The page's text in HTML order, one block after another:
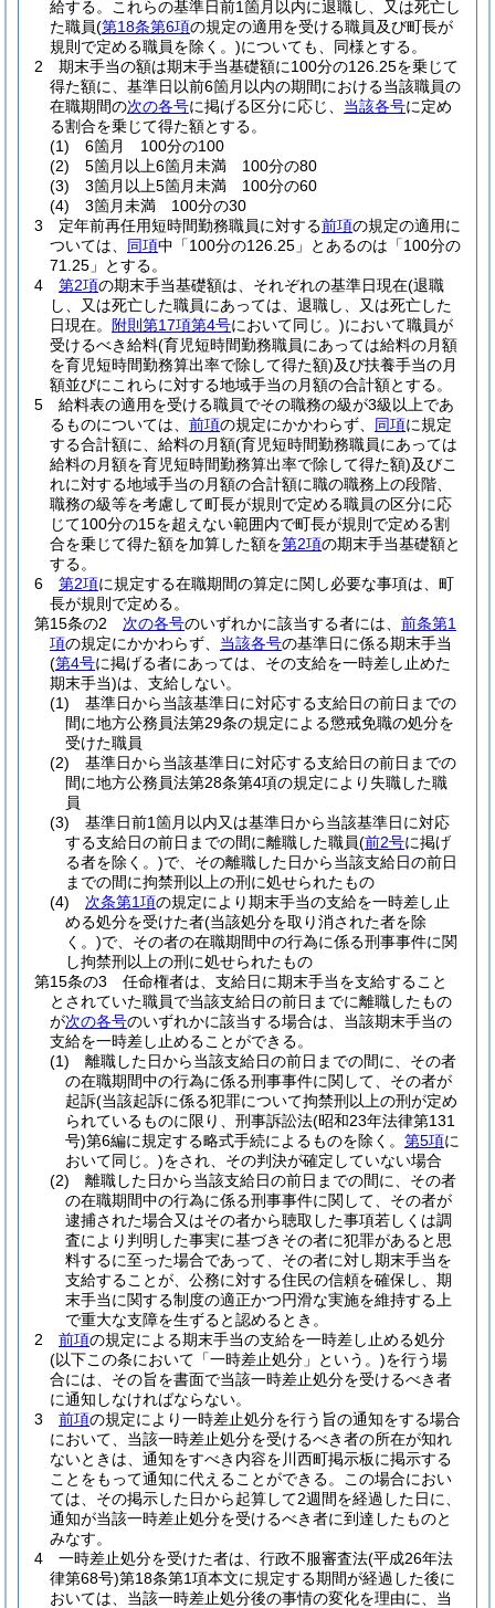
給する。
これらの基準日前1箇月以内に退職し、又は死亡し
た職員(第18条第6項の規定の適用を受ける職員及び町長が
規則で定める職員を除く。)についても、同様とする。
2
期末手当の額は期末手当基礎額に100分の126.25を乗じて
得た額に、基準日以前6箇月以内の期間における当該職員の
在職期間の次の各号に掲げる区分に応じ、 当該各号に定め
る割合を乗じて得た額とする。
(1)
6箇月 100分の100
(2)
5箇月以上6箇月未満 100分の80
(3)
3箇月以上5箇月未満 100分の60
(4)
3箇月未満 100分の30
3
定年前再任用短時間勤務職員に対する前項の規定の適用に
ついては、 同項中「100分の126.25」とあるのは「100分の
71.25」とする。
4
第2項の期末手当基礎額は、それぞれの基準日現在(退職
し、又は死亡した職員にあっては、退職し、又は死亡した
日現在。
附則第17項第4号において同じ。)において職員が
受けるべき給料(育児短時間勤務職員にあっては給料の月額
を育児短時間勤務算出率で除して得た額)及び扶養手当の月
額並びにこれらに対する地域手当の月額の合計額とする。
5
給料表の適用を受ける職員でその職務の級が3級以上であ
るものについては、 前項の規定にかかわらず、 同項に規定
する合計額に、給料の月額(育児短時間勤務職員にあっては
給料の月額を育児短時間勤務算出率で除して得た額)及びこ
れに対する地域手当の月額の合計額に職の職務上の段階、
職務の級等を考慮して町長が規則で定める職員の区分に応
じて100分の15を超えない範囲内で町長が規則で定める割
合を乗じて得た額を加算した額を第2項の期末手当基礎額と
する。
6
第2項に規定する在職期間の算定に関し必要な事項は、町
長が規則で定める。
第15条の2
次の各号のいずれかに該当する者には、 前条第1
項の規定にかかわらず、 当該各号の基準日に係る期末手当
(第4号に掲げる者にあっては、その支給を一時差し止めた
期末手当)は、支給しない。
(1)
基準日から当該基準日に対応する支給日の前日までの
間に地方公務員法第29条の規定による懲戒免職の処分を
受けた職員
(2)
基準日から当該基準日に対応する支給日の前日までの
間に地方公務員法第28条第4項の規定により失職した職
員
(3)
基準日前1箇月以内又は基準日から当該基準日に対応
する支給日の前日までの間に離職した職員(前2号に掲げ
る者を除く。)で、その離職した日から当該支給日の前日
までの間に拘禁刑以上の刑に処せられたもの
(4)
次条第1項の規定により期末手当の支給を一時差し止
める処分を受けた者(当該処分を取り消された者を除
く。)で、その者の在職期間中の行為に係る刑事事件に関
し拘禁刑以上の刑に処せられたもの
第15条の3
任命権者は、支給日に期末手当を支給すること
とされていた職員で当該支給日の前日までに離職したもの
が次の各号のいずれかに該当する場合は、当該期末手当の
支給を一時差し止めることができる。
(1)
離職した日から当該支給日の前日までの間に、その者
の在職期間中の行為に係る刑事事件に関して、その者が
起訴(当該起訴に係る犯罪について拘禁刑以上の刑が定め
られているものに限り、刑事訴訟法(昭和23年法律第131
号)第6編に規定する略式手続によるものを除く。 第5項に
おいて同じ。)をされ、その判決が確定していない場合
(2)
離職した日から当該支給日の前日までの間に、その者
の在職期間中の行為に係る刑事事件に関して、その者が
逮捕された場合又はその者から聴取した事項若しくは調
査により判明した事実に基づきその者に犯罪があると思
料するに至った場合であって、その者に対し期末手当を
支給することが、公務に対する住民の信頼を確保し、期
末手当に関する制度の適正かつ円滑な実施を維持する上
で重大な支障を生ずると認めるとき。
2
前項の規定による期末手当の支給を一時差し止める処分
(以下この条において「一時差止処分」という。)を行う場
合には、その旨を書面で当該一時差止処分を受けるべき者
に通知しなければならない。
3
前項の規定により一時差止処分を行う旨の通知をする場合
において、当該一時差止処分を受けるべき者の所在が知れ
ないときは、通知をすべき内容を川西町掲示板に掲示する
ことをもって通知に代えることができる。
この場合におい
ては、その掲示した日から起算して2週間を経過した日に、
通知が当該一時差止処分を受けるべき者に到達したものと
みなす。
4
一時差止処分を受けた者は、行政不服審査法(平成26年法
律第68号)第18条第1項本文に規定する期間が経過した後に
おいては、当該一時差止処分後の事情の変化を理由に、当